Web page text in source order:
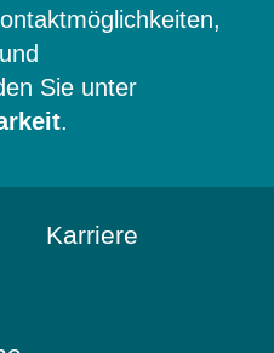
Sie unter
.
Karriere